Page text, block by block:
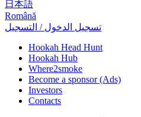
日本語
Română
تسجيل الدخول / التسجيل
Hookah Head Hunt
Hookah Hub
Where2smoke
Become a sponsor (Ads)
Investors
Contacts